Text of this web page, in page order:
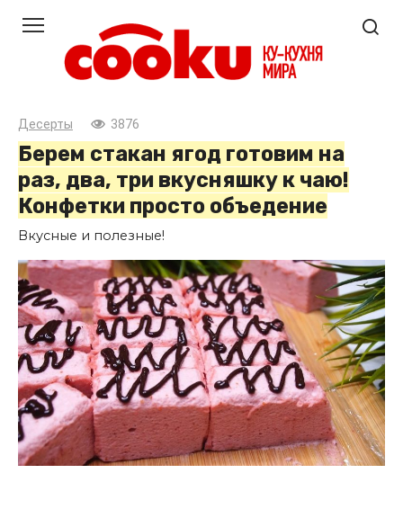
контенту
Десерты 3876
Берем стакан ягод готовим на
раз, два, три вкусняшку к чаю!
Конфетки просто объедение
Вкусные и полезные!